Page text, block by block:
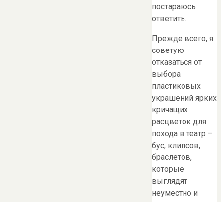
постараюсь
ответить.
Прежде всего, я
советую
отказаться от
выбора
пластиковых
украшений ярких
кричащих
расцветок для
похода в театр –
бус, клипсов,
браслетов,
которые
выглядят
неуместно и